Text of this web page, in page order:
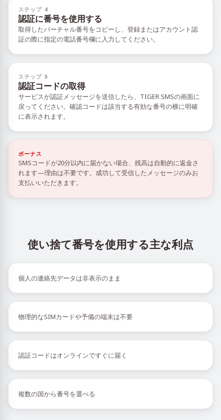
ステップ 4
認証に番号を使用する
取得したバーチャル番号をコピーし、登録またはアカウント認
証の際に指定の電話番号欄に入力してください。
ステップ 5
認証コードの取得
サービスが認証メッセージを送信したら、TIGER SMSの画面に
戻ってください。確認コードは該当する有効な番号の横に明確
に表示されます。
ボーナス
SMSコードが20分以内に届かない場合、残高は自動的に返金さ
れます—理由は不要です。成功して受信したメッセージのみお
支払いいただきます。
使い捨て番号を使用する主な利点
個人の連絡先データは非表示のまま
物理的なSIMカードや予備の端末は不要
認証コードはオンラインですぐに届く
複数の国から番号を選べる